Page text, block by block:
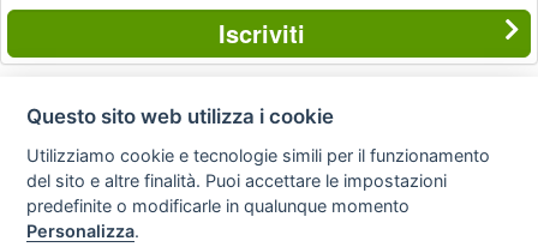
Iscriviti
Privacy
policy
Avviso
legale
Preferenze cookie
Questo sito web utilizza i cookie
Utilizziamo cookie e tecnologie simili per il funzionamento
del sito e altre finalità. Puoi accettare le impostazioni
predefinite o modificarle in qualunque momento
Personalizza.